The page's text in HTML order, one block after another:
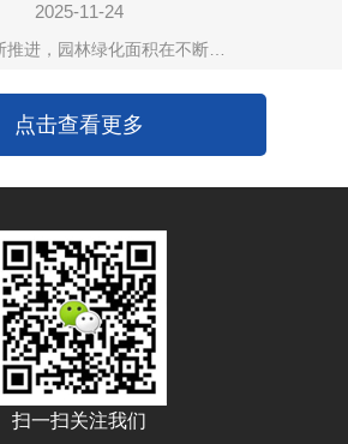
2025-11-24
推进，园林绿化面积在不断…
点击查看更多
扫一扫关注我们